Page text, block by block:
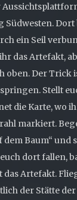
Südwesten.
ein Seil
das Artefakt,
oben. Der Trick
Stellt
die Karte, wo
markiert.
dem Baum“ und
dort fallen,
das Artefakt.
der Stätte